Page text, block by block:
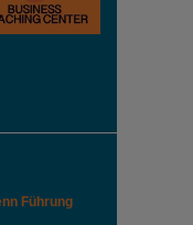
Führung